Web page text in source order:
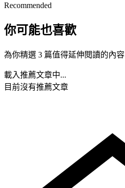
Recommended
你可能也喜歡
為你精選 3 篇值得延伸閱讀的內容
載入推薦文章中...
目前沒有推薦文章